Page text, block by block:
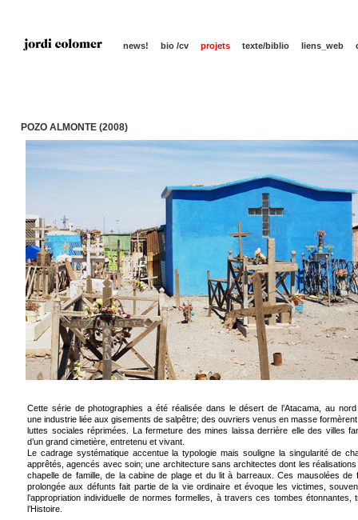
news! bio /cv projets texte/biblio liens_web
POZO ALMONTE (2008)
Cette série de photographies a été réalisée dans le désert de l’Atacama, au
une industrie liée aux gisements de salpêtre; des ouvriers venus en masse
luttes sociales réprimées. La fermeture des mines laissa derrière elle des villes
d’un grand cimetière, entretenu et vivant.
Le cadrage systématique accentue la typologie mais souligne la singularité de
apprêtés, agencés avec soin; une architecture sans architectes dont les
chapelle de famille, de la cabine de plage et du lit à barreaux. Ces mausolées de
prolongée aux défunts fait partie de la vie ordinaire et évoque les victimes,
l’appropriation individuelle de normes formelles, à travers ces tombes étonnantes,
l’Histoire.